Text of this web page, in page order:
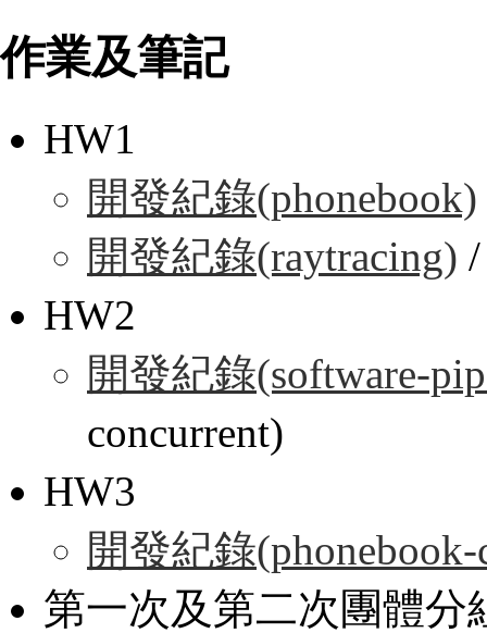
作業及筆記
HW1
開發紀錄(phonebook)
開發紀錄(raytracing)
HW2
開發紀錄(software-
concurrent)
HW3
開發紀錄(phonebook-
第一次及第二次團體分